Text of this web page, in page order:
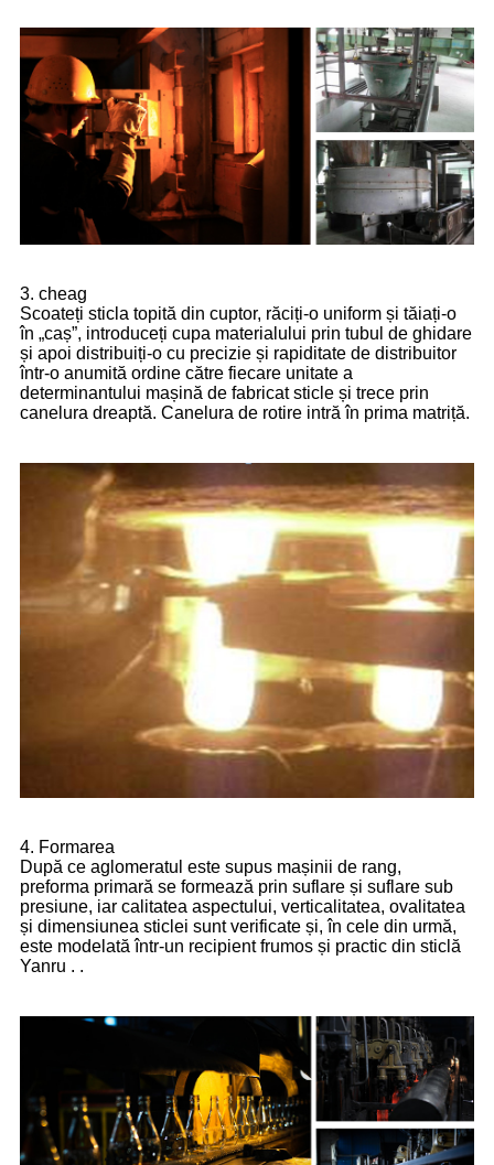
3. cheag
Scoateți sticla topită din cuptor, răciți-o uniform și tăiați-o
în „caș”, introduceți cupa materialului prin tubul de ghidare
și apoi distribuiți-o cu precizie și rapiditate de distribuitor
într-o anumită ordine către fiecare unitate a
determinantului mașină de fabricat sticle și trece prin
canelura dreaptă. Canelura de rotire intră în prima matriță.
4. Formarea
După ce aglomeratul este supus mașinii de rang,
preforma primară se formează prin suflare și suflare sub
presiune, iar calitatea aspectului, verticalitatea, ovalitatea
și dimensiunea sticlei sunt verificate și, în cele din urmă,
este modelată într-un recipient frumos și practic din sticlă
Yanru . .